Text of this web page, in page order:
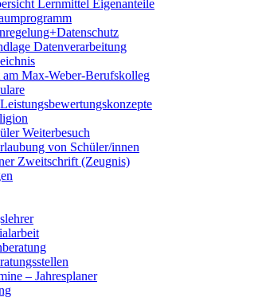
Lernmittel Eigenanteile
Datenverarbeitung
Max-Weber-Berufskolleg
Weiterbesuch
von Schüler/innen
Zweitschrift (Zeugnis)
– Jahresplaner